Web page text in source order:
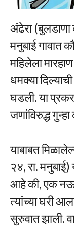
अंढेरा
मनुबाई गावात
महिलेला
धमक्या
घडली. या
जणांविरुद्ध
याबाबत
२४, रा.
आहे की, एक नऊ
त्यांच्या घरी
सुरुवात झाली.